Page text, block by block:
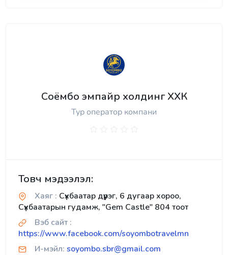
Соёмбо эмпайр холдинг ХХК
Тур оператор компани
Товч мэдээлэл:
Хаяг : Сүхбаатар дүүрэг, 6 дугаар хороо,
Сүхбаатарын гудамж, "Gem Castle" 804 тоот
Вэб сайт :
https://www.facebook.com/soyombotravelmn
И-мэйл: soyombo.sbr@gmail.com